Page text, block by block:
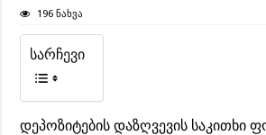
196 ნახვა
სარჩევი
დეპოზიტების დაზღვევის საკითხი